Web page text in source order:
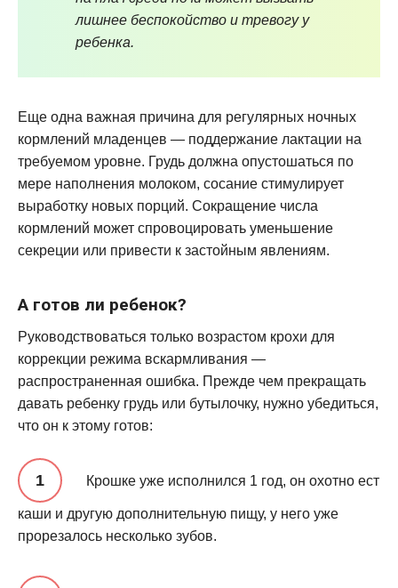
лишнее беспокойство и тревогу у
ребенка.
Еще одна важная причина для регулярных ночных
кормлений младенцев — поддержание лактации на
требуемом уровне. Грудь должна опустошаться по
мере наполнения молоком, сосание стимулирует
выработку новых порций. Сокращение числа
кормлений может спровоцировать уменьшение
секреции или привести к застойным явлениям.
А готов ли ребенок?
Руководствоваться только возрастом крохи для
коррекции режима вскармливания —
распространенная ошибка. Прежде чем прекращать
давать ребенку грудь или бутылочку, нужно убедиться,
что он к этому готов:
Крошке уже исполнился 1 год, он охотно ест
каши и другую дополнительную пищу, у него уже
прорезалось несколько зубов.